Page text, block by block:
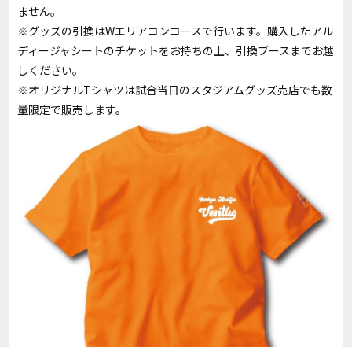
ません。
※グッズの引換はWエリアコンコースで行います。購入したアル
ディージャシートのチケットをお持ちの上、引換ブースまでお越
しください。
※オリジナルTシャツは試合当日のスタジアムグッズ売店でも数
量限定で販売します。